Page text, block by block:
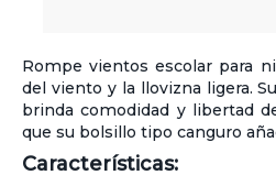
Rompe vientos escolar para
del viento y la llovizna ligera.
brinda comodidad y libertad
que su bolsillo tipo canguro
Características: